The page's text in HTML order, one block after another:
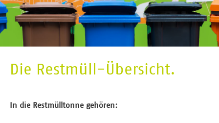
Die Restmüll-Übersicht.
In die Restmülltonne gehören: